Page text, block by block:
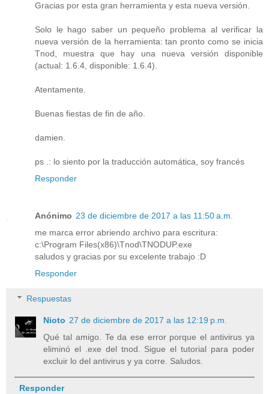
Gracias por esta gran herramienta y esta nueva versión.
Solo le hago saber un pequeño problema al verificar la
nueva versión de la herramienta: tan pronto como se inicia
Tnod, muestra que hay una nueva versión disponible
(actual: 1.6.4, disponible: 1.6.4).
Atentamente.
Buenas fiestas de fin de año.
damien.
ps .: lo siento por la traducción automática, soy francés
Responder
Anónimo 23 de diciembre de 2017 a las 11:50 a.m.
me marca error abriendo archivo para escritura:
c:\Program Files(x86)\Tnod\TNODUP.exe
saludos y gracias por su excelente trabajo :D
Responder
Respuestas
Nioto 27 de diciembre de 2017 a las 12:19 p.m.
Qué tal amigo. Te da ese error porque el antivirus ya
eliminó el .exe del tnod. Sigue el tutorial para poder
excluir lo del antivirus y ya corre. Saludos.
Responder